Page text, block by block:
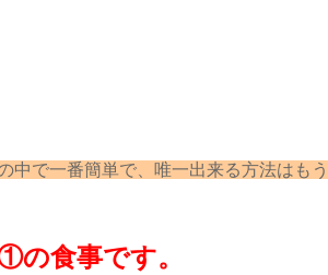
で一番簡単で、唯一出来る方法はも
の食事です。